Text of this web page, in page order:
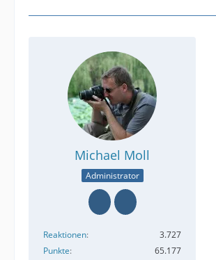
Michael Moll
Administrator
Reaktionen
3.727
Punkte
65.177